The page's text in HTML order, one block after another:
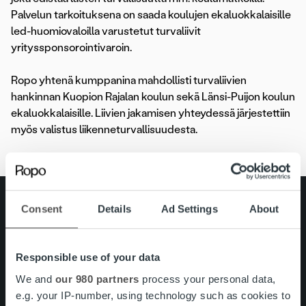
Consent Details Ad Settings About
Responsible use of your data
We and our 980 partners process your personal data,
e.g. your IP-number, using technology such as cookies to
Palvelun tarkoituksena on saada koulujen ekaluokkalaisille
led-huomiovaloilla varustetut turvaliivit
yrityssponsorointivaroin.
Ropo yhtenä kumppanina mahdollisti turvaliivien
hankinnan Kuopion Rajalan koulun sekä Länsi-Puijon koulun
ekaluokkalaisille. Liivien jakamisen yhteydessä järjestettiin
myös valistus liikenneturvallisuudesta.
Pikalinkit
Tietoa meistä
Search for: